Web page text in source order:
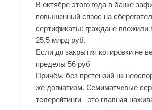
В октябре этого года в банке
повышенный спрос на
сертификаты: граждане вложили
25,5 млрд руб.
Если до закрытия котировки не
пределы 56 руб.
Причём, без претензий на
же догматизм. Семиматчевые
телерейтинги - это главная